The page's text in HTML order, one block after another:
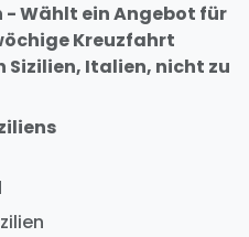
- Wählt ein Angebot für
Kreuzfahrt
Sizilien, Italien, nicht zu